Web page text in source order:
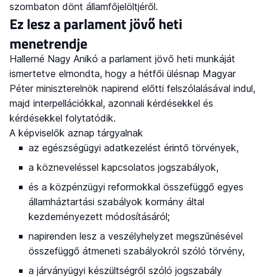
szombaton dönt államfőjelöltjéről.
Ez lesz a parlament jövő heti
menetrendje
Hallerné Nagy Anikó a parlament jövő heti munkáját
ismertetve elmondta, hogy a hétfői ülésnap Magyar
Péter miniszterelnök napirend előtti felszólalásával indul,
majd interpellációkkal, azonnali kérdésekkel és
kérdésekkel folytatódik.
A képviselők aznap tárgyalnak
az egészségügyi adatkezelést érintő törvények,
a közneveléssel kapcsolatos jogszabályok,
és a közpénzügyi reformokkal összefüggő egyes
államháztartási szabályok kormány által
kezdeményezett módosításáról;
napirenden lesz a veszélyhelyzet megszűnésével
összefüggő átmeneti szabályokról szóló törvény,
a járványügyi készültségről szóló jogszabály